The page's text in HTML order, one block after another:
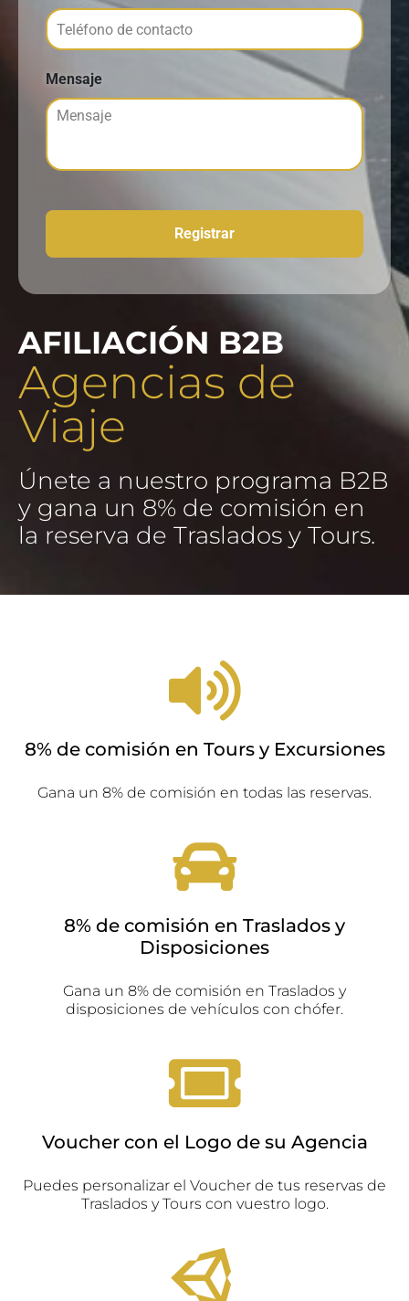
Mensaje
AFILIACIÓN B2B
Agencias de
Viaje
Únete a nuestro programa B2B
y gana un 8% de comisión en
la reserva de Traslados y Tours.
8% de comisión en Tours y Excursiones
Gana un 8% de comisión en todas las reservas.
8% de comisión en Traslados y
Disposiciones
Gana un 8% de comisión en Traslados y
disposiciones de vehículos con chófer.
Voucher con el Logo de su Agencia
Puedes personalizar el Voucher de tus reservas de
Traslados y Tours con vuestro logo.